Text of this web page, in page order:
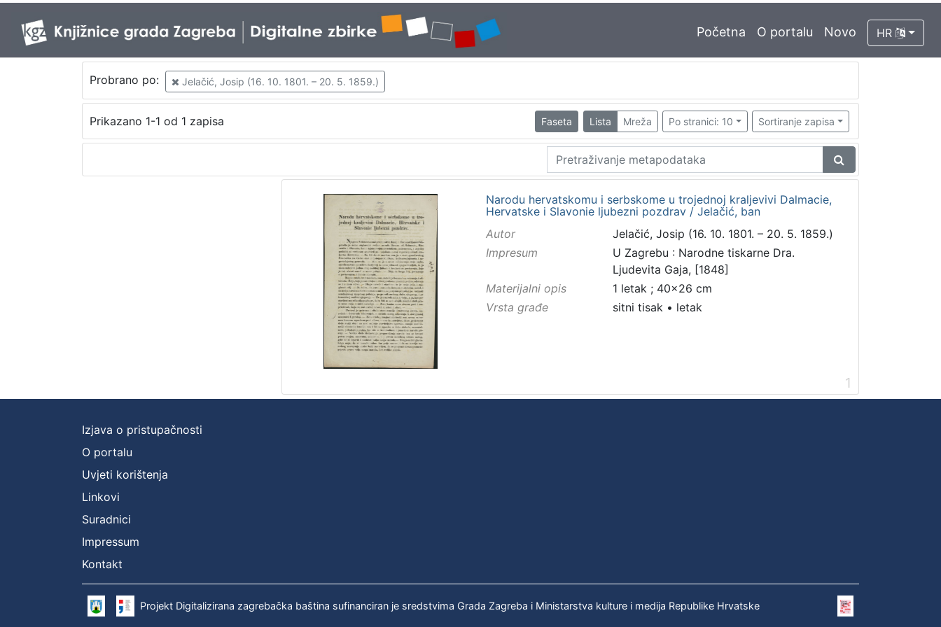
Početna O portalu Novo HR
Probrano po: Jelačić, Josip (16. 10. 1801. – 20. 5. 1859.)
Prikazano 1-1 od 1 zapisa Faseta Lista Mreža Po stranici: 10 Sortiranje zapisa
Narodu hervatskomu i serbskome u trojednoj kraljevivi Dalmacie,
Hervatske i Slavonie ljubezni pozdrav / Jelačić, ban
Autor
Jelačić, Josip (16. 10. 1801. – 20. 5. 1859.)
Impresum
U Zagrebu : Narodne tiskarne Dra.
Ljudevita Gaja, [1848]
Materijalni opis
1 letak ; 40x26 cm
Vrsta građe
sitni tisak• letak
1
Izjava o pristupačnosti
O portalu
Uvjeti korištenja
Linkovi
Suradnici
Impressum
Kontakt
Projekt Digitalizirana zagrebačka baština sufinanciran je sredstvima Grada Zagreba i Ministarstva kulture i medija Republike Hrvatske